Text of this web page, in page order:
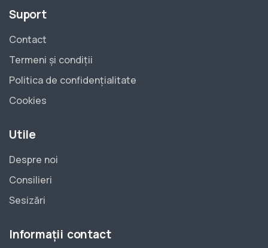
Suport
Contact
Termeni și condiții
Politica de confidențialitate
Cookies
Utile
Despre noi
Consilieri
Sesizări
Informații contact